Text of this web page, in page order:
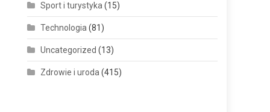
Sport i turystyka(15)
Technologia(81)
Uncategorized (13)
Zdrowie i uroda(415)